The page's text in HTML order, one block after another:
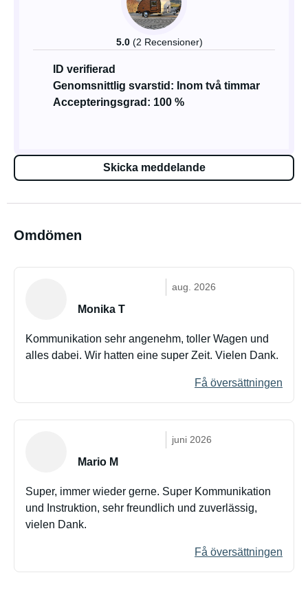
5.0 (2 Recensioner)
ID verifierad
Genomsnittlig svarstid: Inom två timmar
Accepteringsgrad: 100 %
Skicka meddelande
Omdömen
aug. 2026
Monika T
Kommunikation sehr angenehm, toller Wagen und
alles dabei. Wir hatten eine super Zeit. Vielen Dank.
Få översättningen
juni 2026
Mario M
Super, immer wieder gerne. Super Kommunikation
und Instruktion, sehr freundlich und zuverlässig,
vielen Dank.
Få översättningen